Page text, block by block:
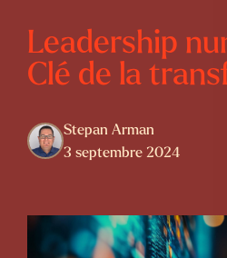
Leadership
Clé de la
Stepan Arman
3 septembre 2024